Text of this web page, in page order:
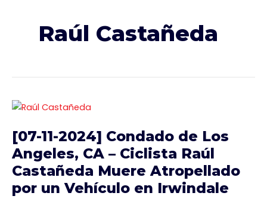
Raúl Castañeda
[07-11-2024] Condado de Los
Angeles, CA – Ciclista Raúl
Castañeda Muere Atropellado
por un Vehículo en Irwindale
[07-
2024]
Condado
de
Los
Angeles,